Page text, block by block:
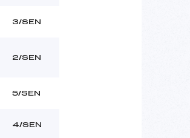
3/SEN
2/SEN
5/SEN
4/SEN